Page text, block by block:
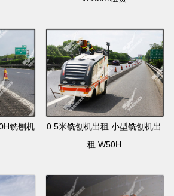
铣刨机
0.5米铣刨机出租 小型铣刨机出
租 W50H